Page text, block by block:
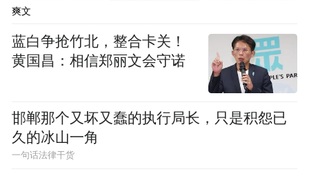
爽文
蓝白争抢竹北，整合卡关！
黄国昌：相信郑丽文会守诺
邯郸那个又坏又蠢的执行局长，只是积怨已
久的冰山一角
一句话法律干货